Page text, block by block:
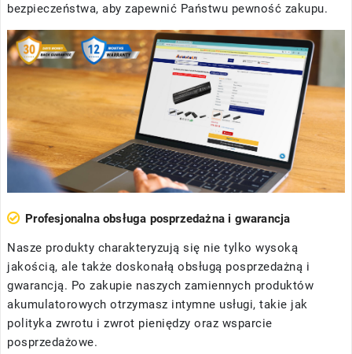
bezpieczeństwa, aby zapewnić Państwu pewność zakupu.
Profesjonalna obsługa posprzedażna i gwarancja
Nasze produkty charakteryzują się nie tylko wysoką
jakością, ale także doskonałą obsługą posprzedażną i
gwarancją. Po zakupie naszych zamiennych produktów
akumulatorowych otrzymasz intymne usługi, takie jak
polityka zwrotu i zwrot pieniędzy oraz wsparcie
posprzedażowe.